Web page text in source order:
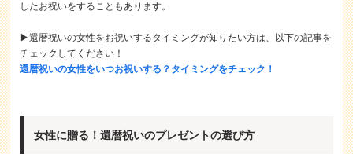
したお祝いをすることもあります。
▶還暦祝いの女性をお祝いするタイミングが知りたい方は、以下の記事を
チェックしてください！
還暦祝いの女性をいつお祝いする？タイミングをチェック！
女性に贈る！還暦祝いのプレゼントの選び方